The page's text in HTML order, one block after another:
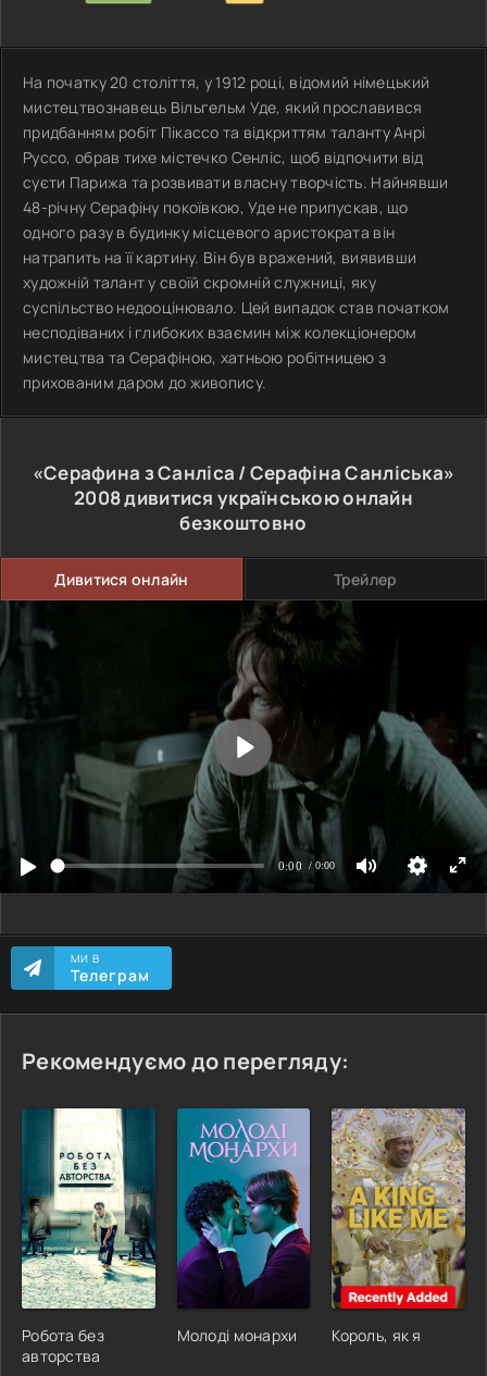
На початку 20 століття, у 1912 році, відомий німецький
мистецтвознавець Вільгельм Уде, який прославився
придбанням робіт Пікассо та відкриттям таланту Анрі
Руссо, обрав тихе містечко Сенліс, щоб відпочити від
суєти Парижа та розвивати власну творчість. Найнявши
48-річну Серафіну покоївкою, Уде не припускав, що
одного разу в будинку місцевого аристократа він
натрапить на її картину. Він був вражений, виявивши
художній талант у своїй скромній служниці, яку
суспільство недооцінювало. Цей випадок став початком
несподіваних і глибоких взаємин між колекціонером
мистецтва та Серафіною, хатньою робітницею з
прихованим даром до живопису.
«Серафина з Санліса / Серафіна Санліська»
2008дивитися українською онлайн
безкоштовно
Дивитися онлайн Трейлер
МИ В
Телеграм
Рекомендуємо до перегляду:
Робота без
авторства
Молоді монархи Король, як я